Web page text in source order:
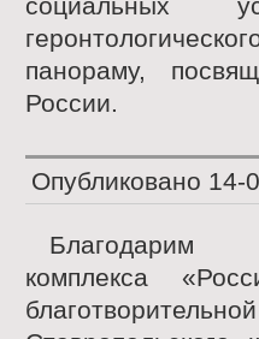
панораму,
России.
Опубликовано 14-
Благодарим
комплекса